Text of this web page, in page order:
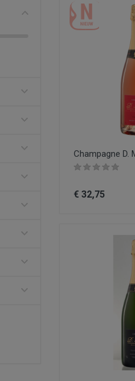
Champagne D.
€ 32,75